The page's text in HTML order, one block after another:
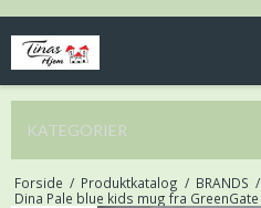
KATEGORIER
Forside / Produktkatalog / BRANDS /
Dina Pale blue kids mug fra GreenGate